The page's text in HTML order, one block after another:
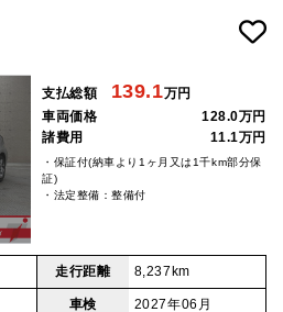
支払総額 139.1万円
車両価格
128.0万円
諸費用
11.1万円
・保証付(納車より1ヶ月又は1千km部分保
証)
・法定整備：整備付
走行距離 8,237km
車検 2027年06月